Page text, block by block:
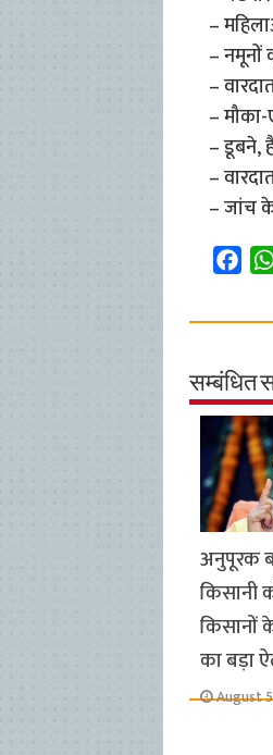
–
– नमूनों
–
–
– डूबने,
–
– जांच
c
b
o
o
k
सम्बंधित
अनुपूरक
किसानी
किसानों
का बड़ा
August